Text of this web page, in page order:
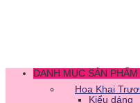
DANH MỤC SẢN PHẨM
Hoa Khai
Kiểu dáng